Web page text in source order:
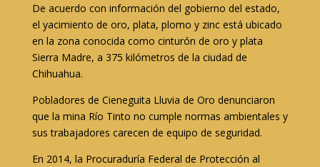
De acuerdo con información del gobierno del estado,
el yacimiento de oro, plata, plomo y zinc está ubicado
en la zona conocida como cinturón de oro y plata
Sierra Madre, a 375 kilómetros de la ciudad de
Chihuahua.
Pobladores de Cieneguita Lluvia de Oro denunciaron
que la mina Río Tinto no cumple normas ambientales y
sus trabajadores carecen de equipo de seguridad.
En 2014, la Procuraduría Federal de Protección al